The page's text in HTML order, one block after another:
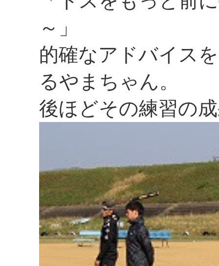
～」
的確なアドバイス
るやまちゃん。
後ほどその練習の